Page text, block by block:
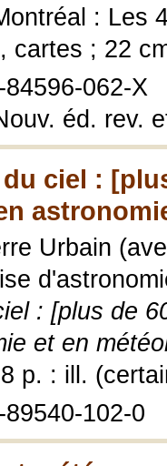
: Les
cartes ; 22
062-X
éd. rev.
ciel :
Urbain
: [plus de
et en
p. : ill.
102-0